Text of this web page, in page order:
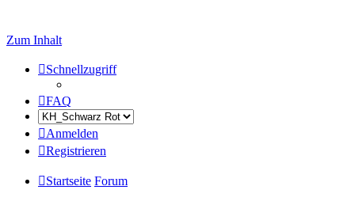
Zum Inhalt
Schnellzugriff
FAQ
Anmelden
Registrieren
Startseite Forum